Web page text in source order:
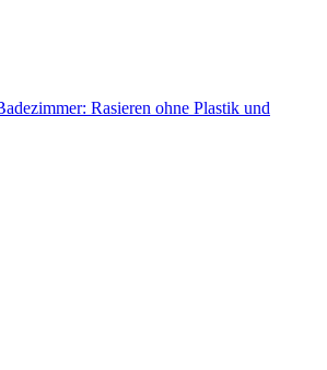
Rasieren ohne Plastik und